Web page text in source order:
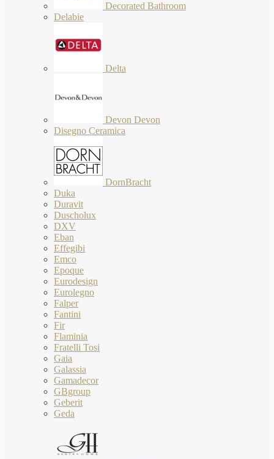
Decorated Bathroom
Delabie
Delta
Devon Devon
Disegno Ceramica
DornBracht
Duka
Duravit
Duscholux
DXV
Eban
Effegibi
Emco
Epoque
Eurodesign
Eurolegno
Falper
Fantini
Fir
Flaminia
Fratelli Tosi
Gaia
Galassia
Gamadecor
GBgroup
Geberit
Geda